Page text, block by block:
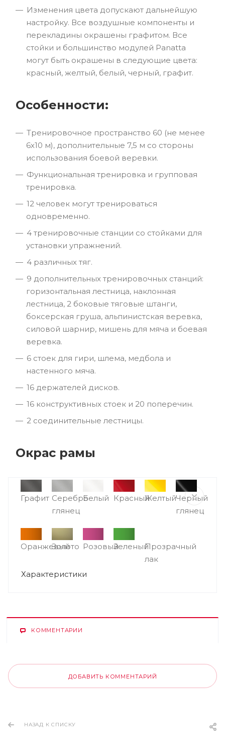
Изменения цвета допускают дальнейшую
настройку. Все воздушные компоненты и
перекладины окрашены графитом. Все
стойки и большинство модулей Panatta
могут быть окрашены в следующие цвета:
красный, желтый, белый, черный, графит.
Особенности:
Тренировочное пространство 60 (не менее
6х10 м), дополнительные 7,5 м со стороны
использования боевой веревки.
Функциональная тренировка и групповая
тренировка.
12 человек могут тренироваться
одновременно.
4 тренировочные станции со стойками для
установки упражнений.
4 различных тяг.
9 дополнительных тренировочных станций:
горизонтальная лестница, наклонная
лестница, 2 боковые тяговые штанги,
боксерская груша, альпинистская веревка,
силовой шарнир, мишень для мяча и боевая
веревка.
6 стоек для гири, шлема, медбола и
настенного мяча.
16 держателей дисков.
16 конструктивных стоек и 20 поперечин.
2 соединительные лестницы.
Окрас рамы
Графит Серебро
глянец
Белый КрасныйЖелтыйЧерный
глянец
Оранжевый
Золото РозовыйЗеленыйПрозрачный
лак
Характеристики
КОММЕНТАРИИ
ДОБАВИТЬ КОММЕНТАРИЙ
НАЗАД К СПИСКУ